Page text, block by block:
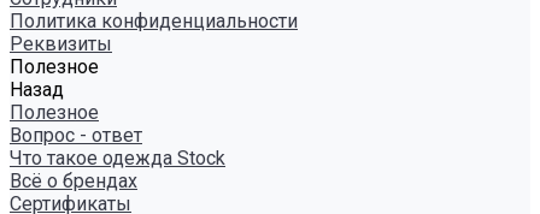
Политика конфиденциальности
Реквизиты
Полезное
Назад
Полезное
Вопрос - ответ
Что такое одежда Stock
Всё о брендах
Сертификаты